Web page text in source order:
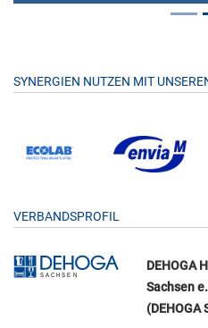
SYNERGIEN NUTZEN MIT
VERBANDSPROFIL
DEHOGA
Sachsen
(DEHOGA